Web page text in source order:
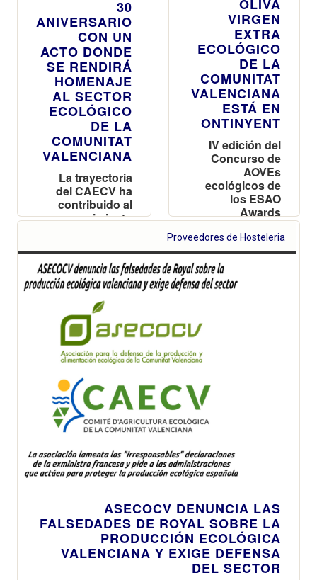
30
ANIVERSARIO
CON UN
ACTO DONDE
SE RENDIRÁ
HOMENAJE
AL SECTOR
ECOLÓGICO
DE LA
COMUNITAT
VALENCIANA
La trayectoria
del CAECV ha
contribuido al
crecimiento
sostenible de la
Comunitat
Valenciana
OLIVA
VIRGEN
EXTRA
ECOLÓGICO
DE LA
COMUNITAT
VALENCIANA
ESTÁ EN
ONTINYENT
IV edición del
Concurso de
AOVEs
ecológicos de
los ESAO
Awards
Proveedores de Hosteleria
ASECOCV DENUNCIA LAS
FALSEDADES DE ROYAL SOBRE LA
PRODUCCIÓN ECOLÓGICA
VALENCIANA Y EXIGE DEFENSA
DEL SECTOR